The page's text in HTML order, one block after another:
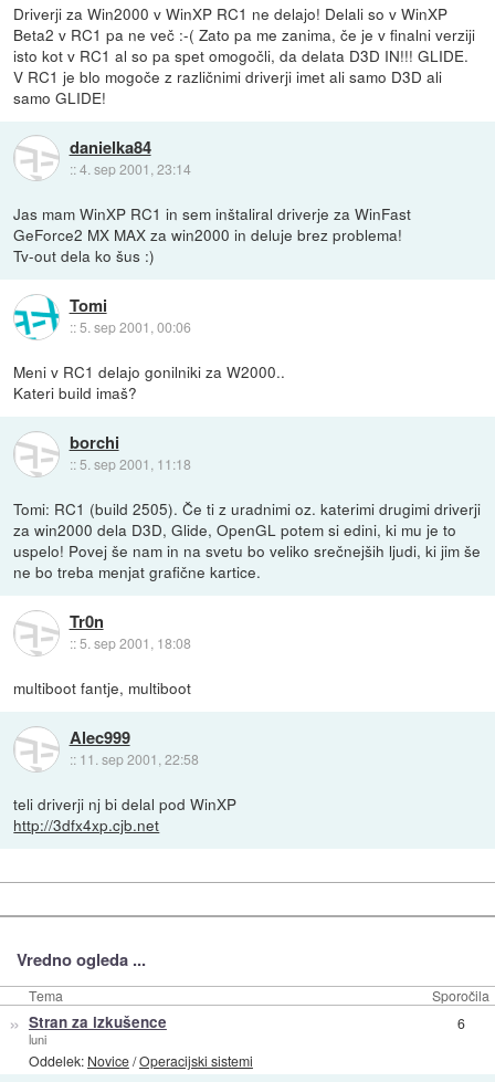
Driverji za Win2000 v WinXP RC1 ne delajo! Delali so v WinXP
Beta2 v RC1 pa ne več :-( Zato pa me zanima, če je v finalni verziji
isto kot v RC1 al so pa spet omogočli, da delata D3D IN!!! GLIDE.
V RC1 je blo mogoče z različnimi driverji imet ali samo D3D ali
samo GLIDE!
danielka84
::4. sep 2001, 23:14
Jas mam WinXP RC1 in sem inštaliral driverje za WinFast
GeForce2 MX MAX za win2000 in deluje brez problema!
Tv-out dela ko šus :)
Tomi
::5. sep 2001, 00:06
Meni v RC1 delajo gonilniki za W2000..
Kateri build imaš?
borchi
:: 5. sep 2001, 11:18
Tomi: RC1 (build 2505). Če ti z uradnimi oz. katerimi drugimi driverji
za win2000 dela D3D, Glide, OpenGL potem si edini, ki mu je to
uspelo! Povej še nam in na svetu bo veliko srečnejših ljudi, ki jim še
ne bo treba menjat grafične kartice.
Tr0n
::5. sep 2001, 18:08
multiboot fantje, multiboot
Alec999
:: 11. sep 2001, 22:58
teli driverji nj bi delal pod WinXP
http://3dfx4xp.cjb.net
Vredno ogleda ...
Tema Sporočila
» Stran za izkušence
luni
Oddelek: Novice/Operacijski sistemi
6